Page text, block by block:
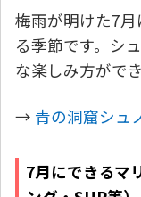
梅雨が明けた7
る季節です。シ
な楽しみ方ができ
→ 青の洞窟シュ
7月にできるマ